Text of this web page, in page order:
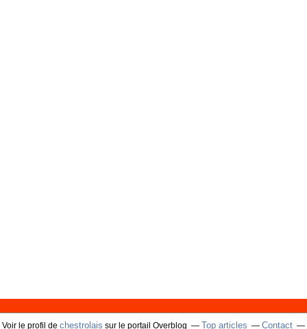
Voir le profil de chestrolais sur le portail Overblog Top articles Contact